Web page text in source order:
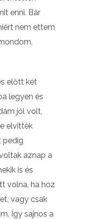
enni. Bár
nem ettem
előtt két
legyen és
jól volt,
elvitték
pedig
aznap a
is és
volna, ha hoz
vagy csak
Így sajnos a